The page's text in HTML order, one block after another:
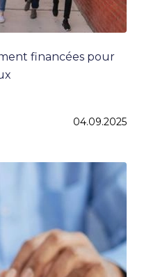
financées pour
04.09.2025